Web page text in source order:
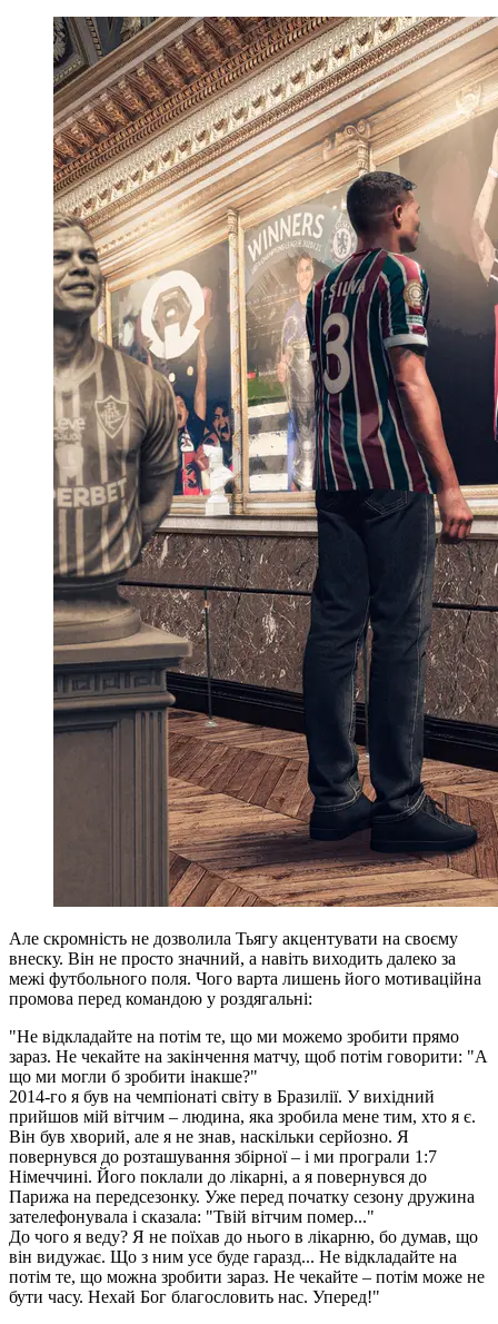
Але скромність не дозволила Тьягу акцентувати на своєму
внеску. Він не просто значний, а навіть виходить далеко за
межі футбольного поля. Чого варта лишень його мотиваційна
промова перед командою у роздягальні:
"Не відкладайте на потім те, що ми можемо зробити прямо
зараз. Не чекайте на закінчення матчу, щоб потім говорити: "А
що ми могли б зробити інакше?"
2014-го я був на чемпіонаті світу в Бразилії. У вихідний
прийшов мій вітчим – людина, яка зробила мене тим, хто я є.
Він був хворий, але я не знав, наскільки серйозно. Я
повернувся до розташування збірної – і ми програли 1:7
Німеччині. Його поклали до лікарні, а я повернувся до
Парижа на передсезонку. Уже перед початку сезону дружина
зателефонувала і сказала: "Твій вітчим помер..."
До чого я веду? Я не поїхав до нього в лікарню, бо думав, що
він видужає. Що з ним усе буде гаразд... Не відкладайте на
потім те, що можна зробити зараз. Не чекайте – потім може не
бути часу. Нехай Бог благословить нас. Уперед!"